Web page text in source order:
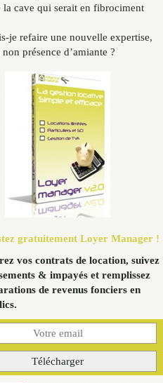
cave qui serait en fibrociment
je refaire une nouvelle expertise,
présence d’amiante ?
gratuitement Loyer Manager !
vos contrats de location, suivez
& impayés et remplissez
de revenus fonciers en